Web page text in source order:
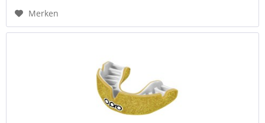
Merken